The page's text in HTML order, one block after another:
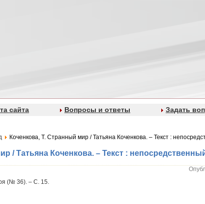
сайта Вопросы и ответы Задать
Коченкова, Т. Странный мир / Татьяна Коченкова. – Текст :
/ Татьяна Коченкова. – Текст :
(№ 36). – С. 15.